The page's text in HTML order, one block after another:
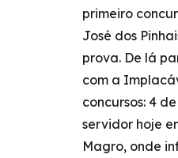
primeiro
José dos
prova. De lá
com a
concursos: 4
servidor hoje
Magro, onde